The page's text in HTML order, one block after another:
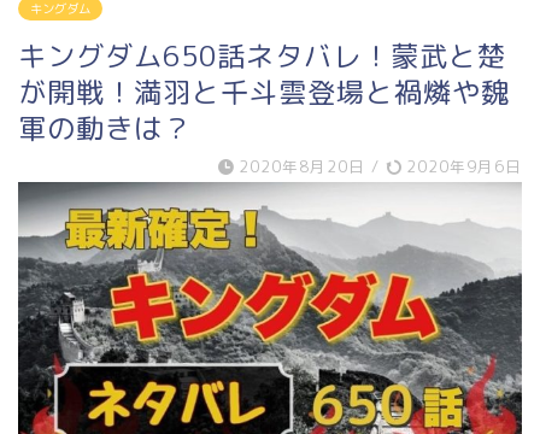
キングダム
キングダム650話ネタバレ！蒙武と楚
が開戦！満羽と千斗雲登場と禍燐や魏
軍の動きは？
2020年8月20日 / 2020年9月6日